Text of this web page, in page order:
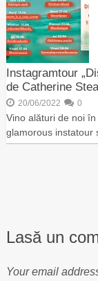
Instagramtour
de Catherine
20/06/2022 0
Vino alături de noi
glamorous instatour
Lasă un
Your email